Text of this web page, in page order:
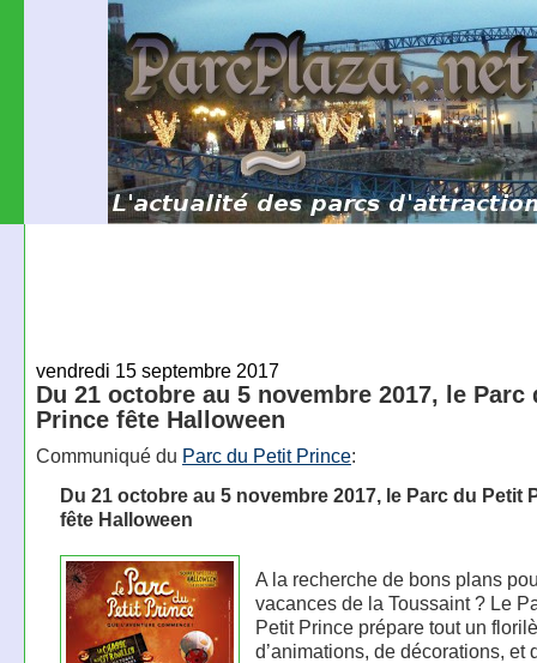
vendredi 15 septembre 2017
Du 21 octobre au 5 novembre 2017, le Parc
Prince fête Halloween
Communiqué du Parc du Petit Prince:
Du 21 octobre au 5 novembre 2017, le Parc du Petit
fête Halloween
A la recherche de bons plans
vacances de la Toussaint ? Le
Petit Prince prépare tout un
d’animations, de décorations, et